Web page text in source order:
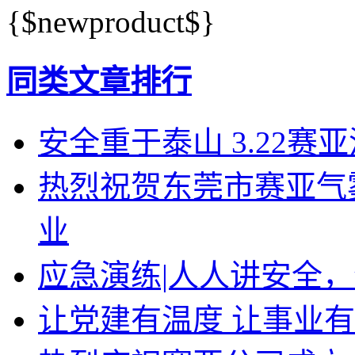
{$newproduct$}
同类文章排行
安全重于泰山 3.22赛
热烈祝贺东莞市赛亚
业
应急演练|人人讲安全
让党建有温度 让事业